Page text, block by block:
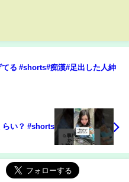
る #shorts#痴漢#足出した人紳
らい？ #shorts